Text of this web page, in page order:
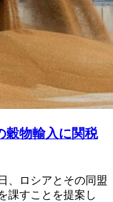
穀物輸入に関税
、ロシアとその同盟
課すことを提案し